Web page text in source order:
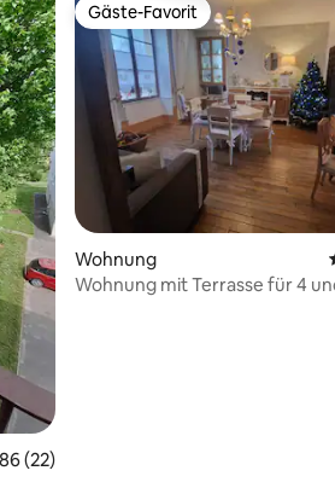
Bewertung: 4,86 von 5,
(22)
Gäste-Favorit
Gäste-Favorit
Wohnung
Wohnung mit Terrasse für 4